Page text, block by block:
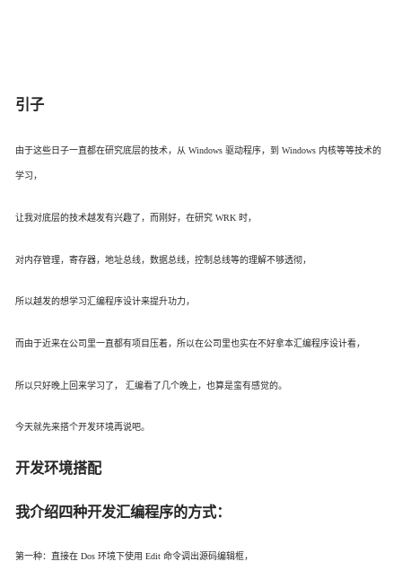
引子
由于这些日子一直都在研究底层的技术，从 Windows 驱动程序，到 Windows 内核等等技术的
学习，
让我对底层的技术越发有兴趣了，而刚好，在研究 WRK 时，
对内存管理，寄存器，地址总线，数据总线，控制总线等的理解不够透彻，
所以越发的想学习汇编程序设计来提升功力，
而由于近来在公司里一直都有项目压着，所以在公司里也实在不好拿本汇编程序设计看，
所以只好晚上回来学习了， 汇编看了几个晚上，也算是蛮有感觉的。
今天就先来搭个开发环境再说吧。
开发环境搭配
我介绍四种开发汇编程序的方式：
第一种：直接在 Dos 环境下使用 Edit 命令调出源码编辑框，